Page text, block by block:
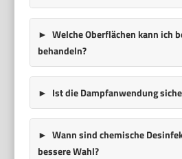
Welche Oberflächen kann ich
behandeln?
Ist die Dampfanwendung
Wann sind chemische
bessere Wahl?